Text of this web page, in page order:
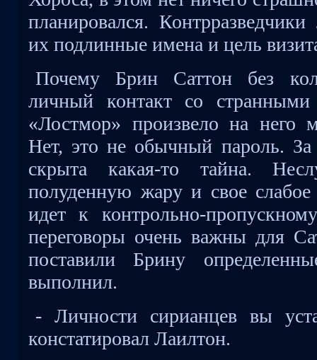
планировался.
их подлинные имена и цель
Почему Брин Саттон без
личный контакт со
«Лостмор» произвело на него
Нет, это не обычный пароль. За
скрыта какая-то тайна.
полуденную жару и свое слабое
идет к контрольно-
переговоры очень важны для
поставили Брину
выполнил.
- Личности сирианцев вы
констатировал Лаилтон.